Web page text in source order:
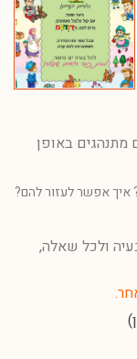
מתנהגים באופן
איך אפשר לעזור להם?
ולכל שאלה,